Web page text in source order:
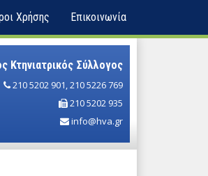
Χρήσης Επικοινωνία
Κτηνιατρικός Σύλλογος
210 5202 901,210 5226 769
210 5202 935
info@hva.gr